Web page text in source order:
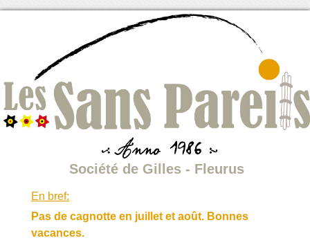
Société de Gilles - Fleurus
En bref:
Pas de cagnotte en juillet et août. Bonnes
vacances.